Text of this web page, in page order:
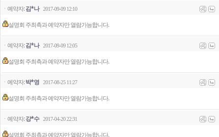
ㆍ예약자:김*나 2017-09-09 12:10
설명회 주최측과 예약자만 열람가능합니다.
ㆍ예약자:김*나 2017-09-09 12:05
설명회 주최측과 예약자만 열람가능합니다.
ㆍ예약자:박*영 2017-08-25 11:27
설명회 주최측과 예약자만 열람가능합니다.
ㆍ예약자:강*수 2017-04-20 22:31
설명회 주최측과 예약자만 열람가능합니다.